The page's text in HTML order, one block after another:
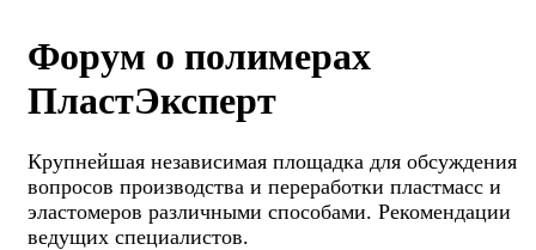
Форум о полимерах
ПластЭксперт
Крупнейшая независимая площадка для обсуждения
вопросов производства и переработки пластмасс и
эластомеров различными способами. Рекомендации
ведущих специалистов.